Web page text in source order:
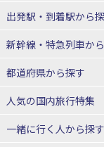
JR・新幹線＋ホテルパ
出張パック
出発駅・到着駅から
秋田⇔東京 新幹線パッ
仙台→東京 新幹線パック
富山⇔東京 新幹線パック
東京→仙台 新幹線パック
新幹線・特急列車か
北海道新幹線 旅行
山形新幹線 旅行
東海道新幹線 旅行
都道府県から探す
北海道旅行・ツアー
人気の国内旅行特集
東京ディズニーリゾー
一緒に行く人から探す